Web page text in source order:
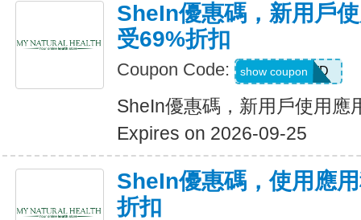
SheIn優惠碼，新用戶
受69%折扣
Coupon Code: HR2TQWD
show coupon
SheIn優惠碼，新用戶使用應
Expires on 2026-09-25
SheIn優惠碼，使用應
折扣